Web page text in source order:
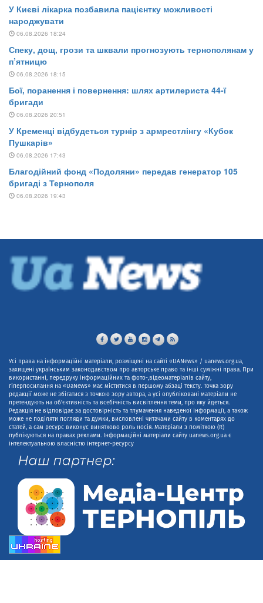
Усі права на інформаційні матеріали, розміщені на сайті «UANews» / uanews.org.ua,
захищені українським законодавством про авторське право та інші суміжні права. При
використанні, передруку інформаційних та фото-,відеоматеріалів сайту,
гіперпосилання на «UaNews» має міститися в першому абзаці тексту. Точка зору
редакції може не збігатися з точкою зору автора, а усі опубліковані матеріали не
претендують на об'єктивність та всебічність висвітлення теми, про яку йдеться.
Редакція не відповідає за достовірність та тлумачення наведеної інформації, а також
може не поділяти погляди та думки, висловлені читачами сайту в коментарях до
статей, а сам ресурс виконує винятково роль носія. Матеріали з поміткою (R)
публікуються на правах реклами. Інформаційні матеріали сайту uanews.org.ua є
інтелектуальною власністю інтернет-ресурсу